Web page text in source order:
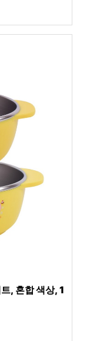
, 혼합 색상, 1